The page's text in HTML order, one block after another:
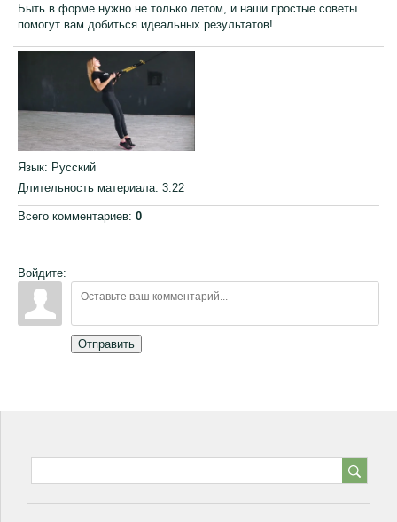
Быть в форме нужно не только летом, и наши простые советы
помогут вам добиться идеальных результатов!
Язык: Русский
Длительность материала: 3:22
Всего комментариев: 0
Войдите:
Отправить